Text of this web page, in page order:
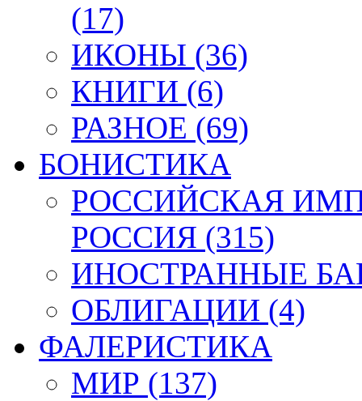
(17)
ИКОНЫ (36)
КНИГИ (6)
РАЗНОЕ (69)
БОНИСТИКА
РОССИЙСКАЯ
РОССИЯ (315)
ИНОСТРАННЫЕ
ОБЛИГАЦИИ (4)
ФАЛЕРИСТИКА
МИР (137)